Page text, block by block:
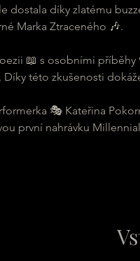
dostala díky zlatému
Marka Ztraceného 🎶.
📖 s osobními
této zkušenosti
🎭 Kateřina
první nahrávku